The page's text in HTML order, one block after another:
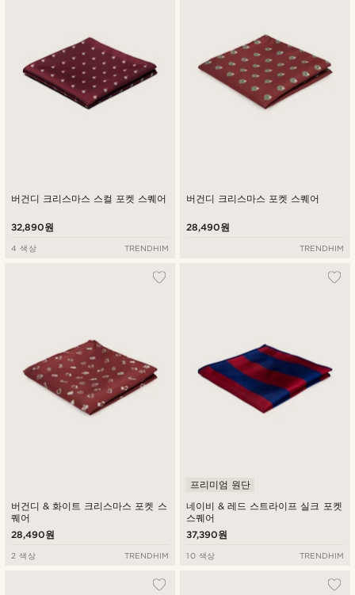
버건디 크리스마스 스컬 포켓 스퀘어
32,890원
4 색상 TRENDHIM
버건디 크리스마스 포켓 스퀘어
28,490원
TRENDHIM
버건디 & 화이트 크리스마스 포켓 스
퀘어
28,490원
2 색상 TRENDHIM
네이비 & 레드 스트라이프 실크 포켓
스퀘어
프리미엄 원단
37,390원
10 색상 TRENDHIM